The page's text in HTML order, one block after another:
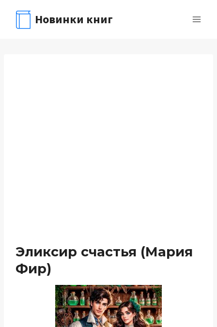
содержимому
Новинки книг
Эликсир счастья (Мария
Фир)